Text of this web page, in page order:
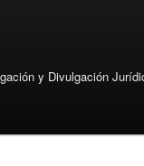
y Divulgación